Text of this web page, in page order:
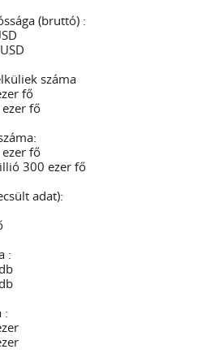
(bruttó) :
száma
fő
fő
fő
300 ezer fő
adat):
:
: